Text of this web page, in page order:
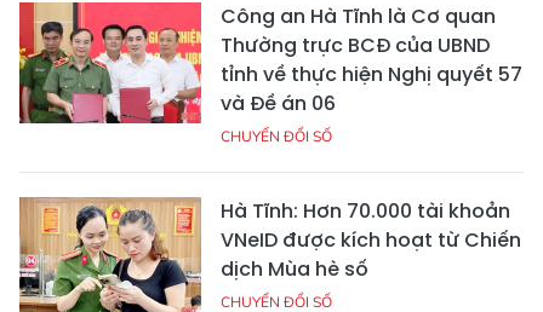
Công an Hà Tĩnh là Cơ quan
Thường trực BCĐ của UBND
tỉnh về thực hiện Nghị quyết 57
và Đề án 06
CHUYỂN ĐỔI SỐ
Hà Tĩnh: Hơn 70.000 tài khoản
VNeID được kích hoạt từ Chiến
dịch Mùa hè số
CHUYỂN ĐỔI SỐ